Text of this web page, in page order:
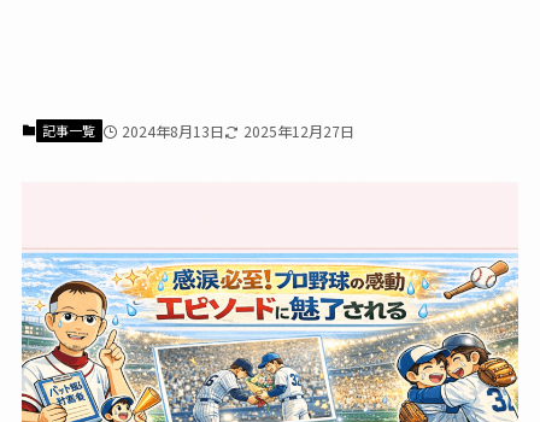
記事一覧 2024年8月13日 2025年12月27日